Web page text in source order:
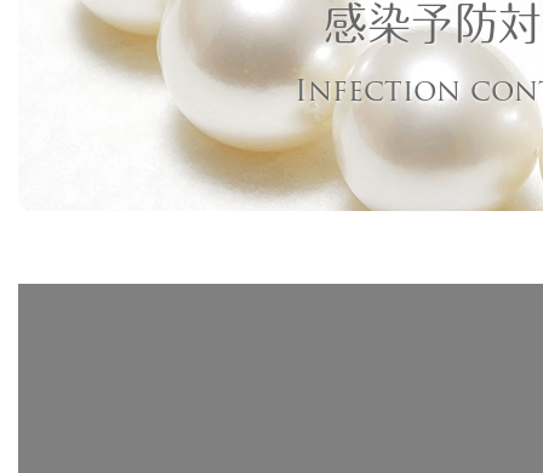
感染予防
Infection